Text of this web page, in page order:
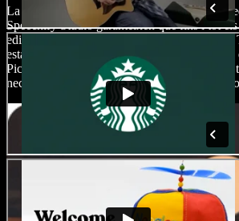
La interfície intuïtiva i les eines avançades
Speechify Studio garanteixen que fins i tot
editar pel·lícules com autèntics professionals.
estabilitzant els vídeos, afegint efectes
Picture-in-picture, Speechify Studio t’ofereix
necessàries per aconseguir un acabat